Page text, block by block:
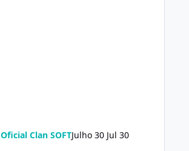
Oficial Clan SOFTJulho 30 Jul 30